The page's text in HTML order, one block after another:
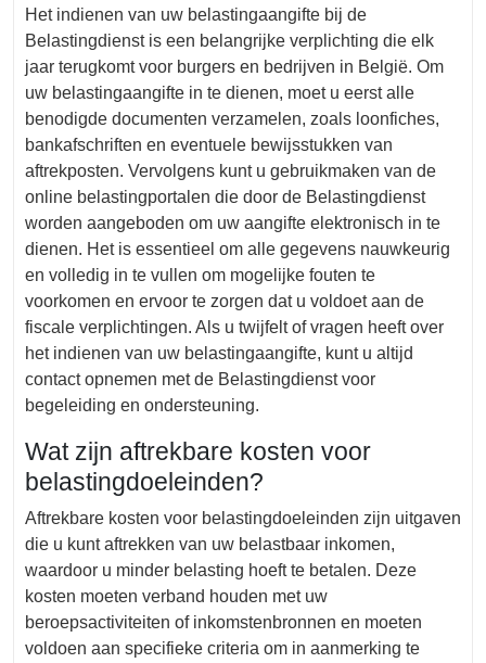
Het indienen van uw belastingaangifte bij de
Belastingdienst is een belangrijke verplichting die elk
jaar terugkomt voor burgers en bedrijven in België. Om
uw belastingaangifte in te dienen, moet u eerst alle
benodigde documenten verzamelen, zoals loonfiches,
bankafschriften en eventuele bewijsstukken van
aftrekposten. Vervolgens kunt u gebruikmaken van de
online belastingportalen die door de Belastingdienst
worden aangeboden om uw aangifte elektronisch in te
dienen. Het is essentieel om alle gegevens nauwkeurig
en volledig in te vullen om mogelijke fouten te
voorkomen en ervoor te zorgen dat u voldoet aan de
fiscale verplichtingen. Als u twijfelt of vragen heeft over
het indienen van uw belastingaangifte, kunt u altijd
contact opnemen met de Belastingdienst voor
begeleiding en ondersteuning.
Wat zijn aftrekbare kosten voor
belastingdoeleinden?
Aftrekbare kosten voor belastingdoeleinden zijn uitgaven
die u kunt aftrekken van uw belastbaar inkomen,
waardoor u minder belasting hoeft te betalen. Deze
kosten moeten verband houden met uw
beroepsactiviteiten of inkomstenbronnen en moeten
voldoen aan specifieke criteria om in aanmerking te